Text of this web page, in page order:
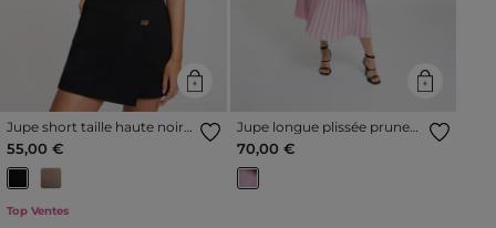
Jupe short taille haute noir
femme
55,00 €
Top Ventes
Jupe longue plissée prune
femme
70,00 €